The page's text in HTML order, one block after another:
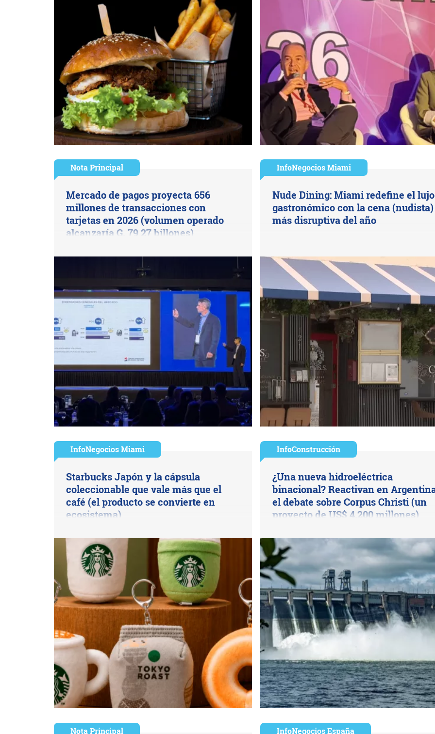
Nota Principal
Mercado de pagos proyecta 656
millones de transacciones con
tarjetas en 2026 (volumen operado
alcanzaría G. 79,27 billones)
InfoNegocios Miami
Nude Dining: Miami redefine el lujo
gastronómico con la cena (nudista)
más disruptiva del año
InfoNegocios Miami
Starbucks Japón y la cápsula
coleccionable que vale más que el
café (el producto se convierte en
ecosistema)
InfoConstrucción
¿Una nueva hidroeléctrica
binacional? Reactivan en
el debate sobre Corpus Christi (un
proyecto de US$ 4.200 millones)
Nota Principal InfoNegocios España